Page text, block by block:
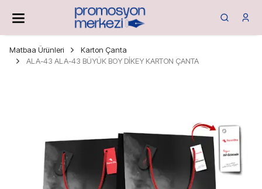
Matbaa Ürünleri
Karton Çanta
ALA-43 ALA-43 BÜYÜK BOY DİKEY KARTON ÇANTA